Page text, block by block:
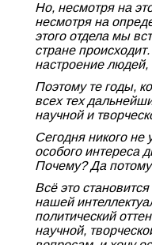
Но, несмотря на
несмотря на
этого отдела мы
стране
настроение людей,
Поэтому те годы,
всех тех
научной и
Сегодня никого не
особого интереса
Почему? Да потому
Всё это
нашей
политический
научной,